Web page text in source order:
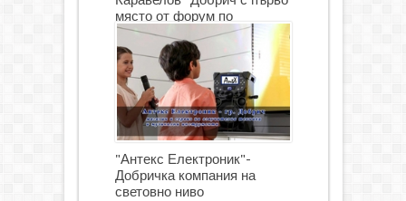
място от форум по
роботика
"Антекс Електроник"-
Добричка компания на
световно ниво